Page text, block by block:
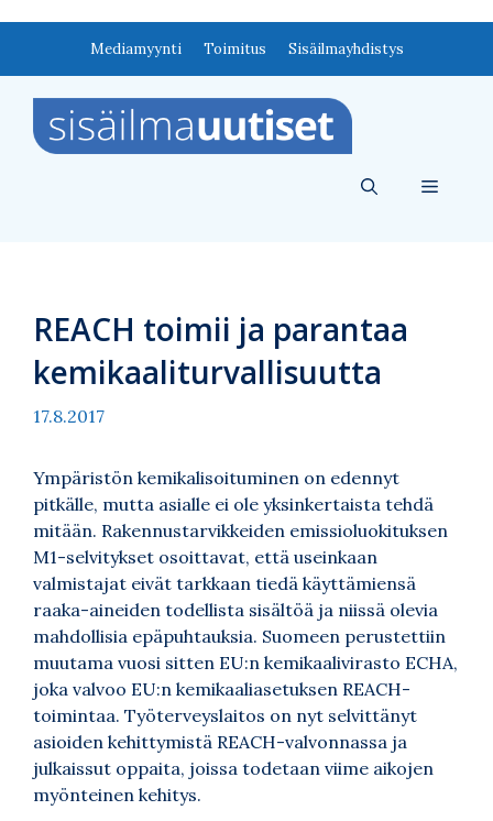
Mediamyynti Toimitus Sisäilmayhdistys
Valikko
REACH toimii ja parantaa
kemikaaliturvallisuutta
17.8.2017
Ympäristön kemikalisoituminen on edennyt
pitkälle, mutta asialle ei ole yksinkertaista tehdä
mitään. Rakennustarvikkeiden emissioluokituksen
M1-selvitykset osoittavat, että useinkaan
valmistajat eivät tarkkaan tiedä käyttämiensä
raaka-aineiden todellista sisältöä ja niissä olevia
mahdollisia epäpuhtauksia. Suomeen perustettiin
muutama vuosi sitten EU:n kemikaalivirasto ECHA,
joka valvoo EU:n kemikaaliasetuksen REACH-
toimintaa. Työterveyslaitos on nyt selvittänyt
asioiden kehittymistä REACH-valvonnassa ja
julkaissut oppaita, joissa todetaan viime aikojen
myönteinen kehitys.